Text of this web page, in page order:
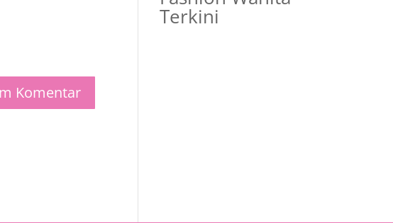
Terkini